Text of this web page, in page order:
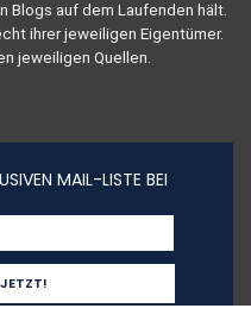
Blogs auf dem Laufenden hält.
ihrer jeweiligen Eigentümer.
jeweiligen Quellen.
MAIL-LISTE BEI